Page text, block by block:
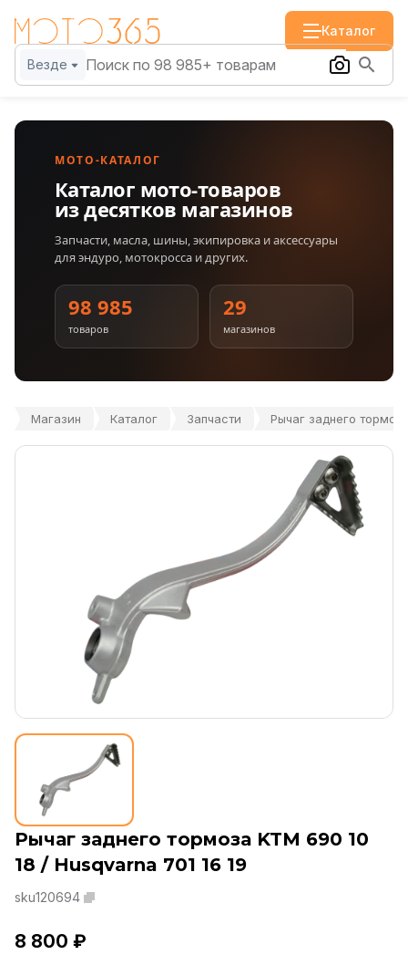
Каталог
Везде
МОТО-КАТАЛОГ
Каталог мото-товаров
из десятков магазинов
Запчасти, масла, шины, экипировка и аксессуары
для эндуро, мотокросса и других.
98 985
товаров
29
магазинов
Магазин Каталог Запчасти Рычаг заднего
Рычаг заднего тормоза KTM 690 10
18 / Husqvarna 701 16 19
sku120694
8 800 ₽